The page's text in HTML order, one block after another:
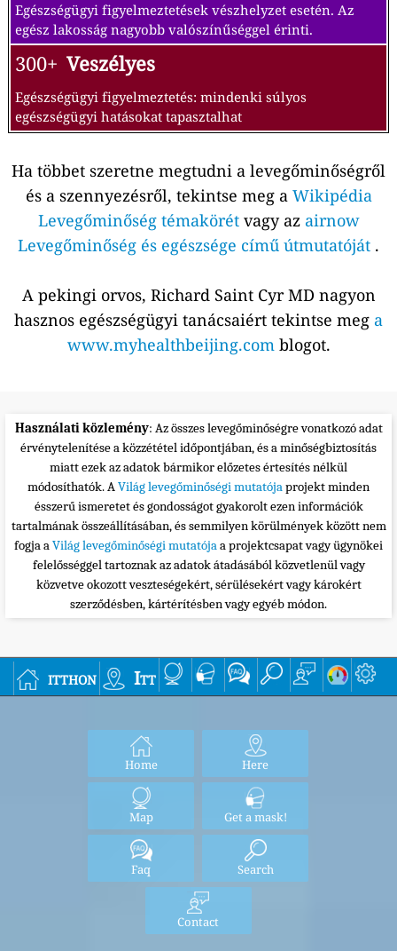
Egészségügyi figyelmeztetések vészhelyzet esetén. Az
egész lakosság nagyobb valószínűséggel érinti.
300+ Veszélyes
Egészségügyi figyelmeztetés: mindenki súlyos
egészségügyi hatásokat tapasztalhat
Ha többet szeretne megtudni a levegőminőségről
és a szennyezésről, tekintse meg a Wikipédia
Levegőminőség témakörétvagy az airnow
Levegőminőség és egészsége című útmutatóját .
A pekingi orvos, Richard Saint Cyr MD nagyon
hasznos egészségügyi tanácsaiért tekintse meg a
www.myhealthbeijing.comblogot.
Használati közlemény: Az összes levegőminőségre vonatkozó adat
érvénytelenítése a közzététel időpontjában, és a minőségbiztosítás
miatt ezek az adatok bármikor előzetes értesítés nélkül
módosíthatók. AVilág levegőminőségi mutatójaprojekt minden
ésszerű ismeretet és gondosságot gyakorolt ezen információk
tartalmának összeállításában, és semmilyen körülmények között nem
fogja aVilág levegőminőségi mutatójaa projektcsapat vagy ügynökei
felelősséggel tartoznak az adatok átadásából közvetlenül vagy
közvetve okozott veszteségekért, sérülésekért vagy károkért
szerződésben, kártérítésben vagy egyéb módon.
itthon Itt
Home Here
Map Get a mask!
Faq Search
Contact